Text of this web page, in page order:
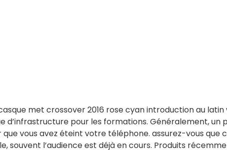
met crossover 2016 rose cyan introduction au
d’infrastructure pour les formations. Généralement,
que vous avez éteint votre téléphone. assurez-vous que
souvent l’audience est déjà en cours. Produits